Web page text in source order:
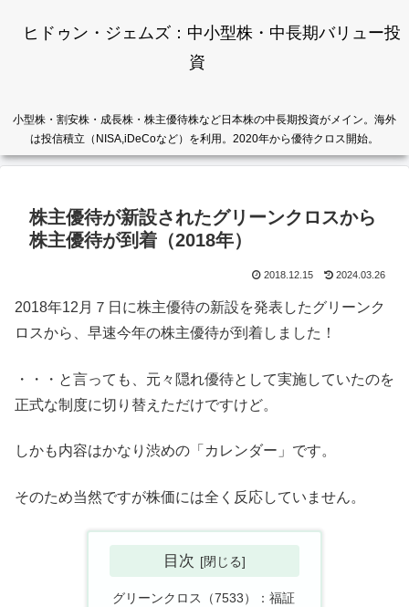
ヒドゥン・ジェムズ：中小型株・中長期バリュー投
資
小型株・割安株・成長株・株主優待株など日本株の中長期投資がメイン。海外
は投信積立（NISA,iDeCoなど）を利用。2020年から優待クロス開始。
株主優待が新設されたグリーンクロスから
株主優待が到着（2018年）
2018.12.15 2024.03.26
2018年12月７日に株主優待の新設を発表したグリーンク
ロスから、早速今年の株主優待が到着しました！
・・・と言っても、元々隠れ優待として実施していたのを
正式な制度に切り替えただけですけど。
しかも内容はかなり渋めの「カレンダー」です。
そのため当然ですが株価には全く反応していません。
目次
グリーンクロス（7533）：福証